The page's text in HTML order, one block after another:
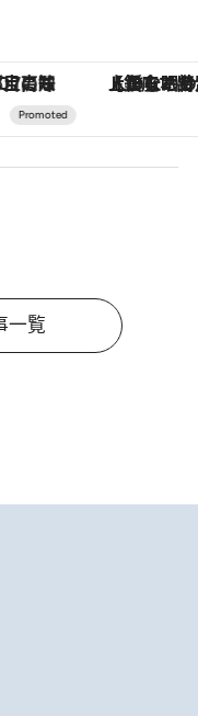
ReFa GINZA」クルーズ 【夏限定ディナーコース】旬を
一覧